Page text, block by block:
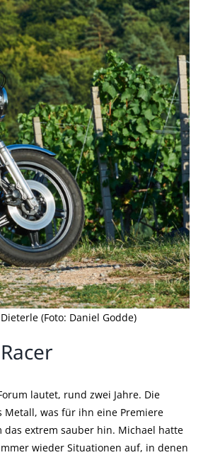
(Foto: Daniel Godde)
lautet, rund zwei Jahre. Die
Metall, was für ihn eine Premiere
extrem sauber hin. Michael hatte
wieder Situationen auf, in denen